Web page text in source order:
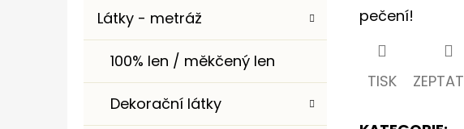
Látky - metráž
100% len / měkčený len
Dekorační látky
pečení!
TISK